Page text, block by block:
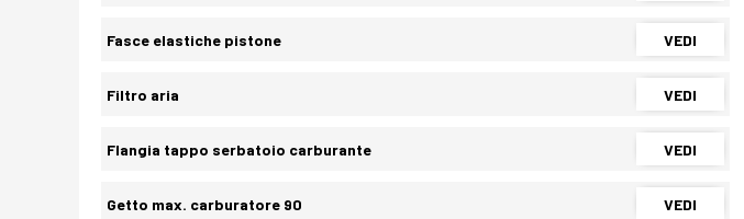
Fasce elastiche pistone VEDI
Filtro aria VEDI
Flangia tappo serbatoio carburante VEDI
Getto max. carburatore 90 VEDI